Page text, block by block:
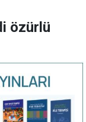
özürlü